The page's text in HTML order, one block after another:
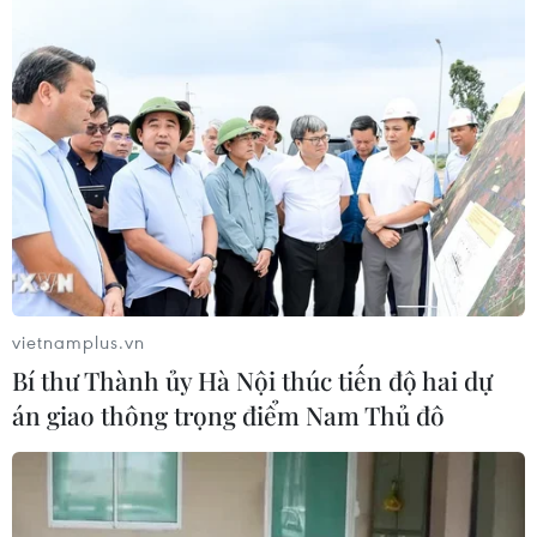
04/08/2026 07:55
Làng nghề Vạn Phúc: Nâng tầm
không gian trải nghiệm, sáng tạo và
gìn giữ di sản
04/08/2026 07:36
Hệ thống tượng thờ độc đáo làm nên
04/08/2026 07:36
Khám phá Okayama - thành phố
phía Tây của Nhật Bản
04/08/2026 07:19
vietnamplus.vn
Bí thư Thành ủy Hà Nội thúc tiến độ hai dự
án giao thông trọng điểm Nam Thủ đô